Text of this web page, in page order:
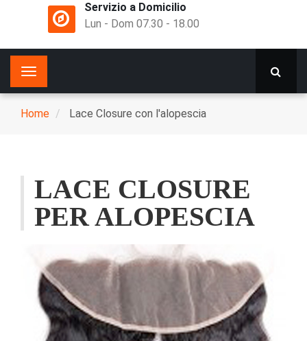
Servizio a Domicilio
Lun - Dom 07.30 - 18.00
Main
navigation
Toggle
navigation
Breadcrumb
Home Lace Closure con l'alopescia
LACE CLOSURE
PER ALOPESCIA